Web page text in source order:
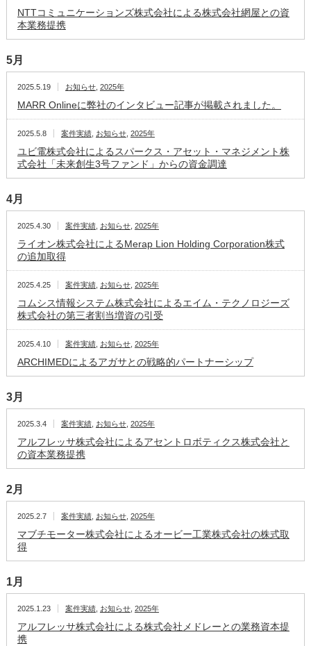
NTTコミュニケーションズ株式会社による株式会社網屋との資
本業務提携
5月
2025.5.19 お知らせ, 2025年
MARR Onlineに弊社のインタビュー記事が掲載されました。
2025.5.8 案件実績, お知らせ, 2025年
ユビ電株式会社によるスパークス・アセット・マネジメント株
式会社「未来創生3号ファンド」からの資金調達
4月
2025.4.30 案件実績, お知らせ, 2025年
ライオン株式会社によるMerap Lion Holding Corporation株式
の追加取得
2025.4.25 案件実績, お知らせ, 2025年
コムシス情報システム株式会社によるエイム・テクノロジーズ
株式会社の第三者割当増資の引受
2025.4.10 案件実績, お知らせ, 2025年
ARCHIMEDによるアガサとの戦略的パートナーシップ
3月
2025.3.4 案件実績, お知らせ, 2025年
アルフレッサ株式会社によるアセントロボティクス株式会社と
の資本業務提携
2月
2025.2.7 案件実績, お知らせ, 2025年
マブチモーター株式会社によるオービー工業株式会社の株式取
得
1月
2025.1.23 案件実績, お知らせ, 2025年
アルフレッサ株式会社による株式会社メドレーとの業務資本提
携